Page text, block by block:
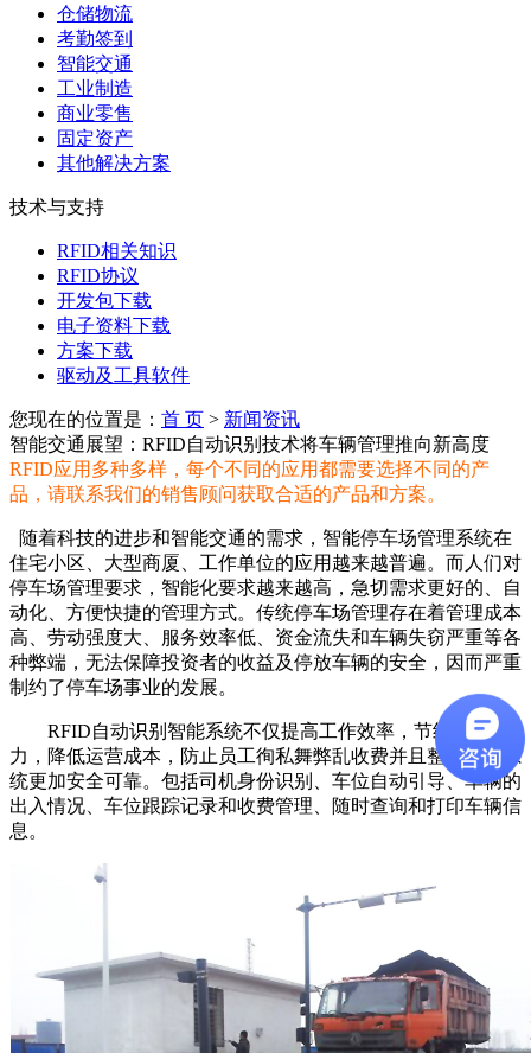
仓储物流
考勤签到
智能交通
工业制造
商业零售
固定资产
其他解决方案
技术与支持
RFID相关知识
RFID协议
开发包下载
电子资料下载
方案下载
驱动及工具软件
您现在的位置是： 首 页 > 新闻资讯
智能交通展望：RFID自动识别技术将车辆管理推向新高度
RFID应用多种多样，每个不同的应用都需要选择不同的产
品，请联系我们的销售顾问获取合适的产品和方案。
随着科技的进步和智能交通的需求，智能停车场管理系统在
住宅小区、大型商厦、工作单位的应用越来越普遍。而人们对
停车场管理要求，智能化要求越来越高，急切需求更好的、自
动化、方便快捷的管理方式。传统停车场管理存在着管理成本
高、劳动强度大、服务效率低、资金流失和车辆失窃严重等各
种弊端，无法保障投资者的收益及停放车辆的安全，因而严重
制约了停车场事业的发展。
RFID自动识别智能系统不仅提高工作效率，节约人力物
力，降低运营成本，防止员工徇私舞弊乱收费并且整个管理系
统更加安全可靠。包括司机身份识别、车位自动引导、车辆的
出入情况、车位跟踪记录和收费管理、随时查询和打印车辆信
息。